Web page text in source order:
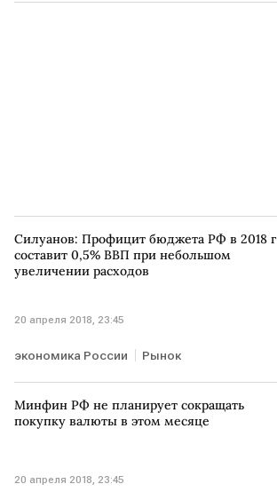
Силуанов: Профицит бюджета РФ в 2018 г
составит 0,5% ВВП при небольшом
увеличении расходов
20 апреля 2018, 23:45
экономика России Рынок
Минфин РФ не планирует сокращать
покупку валюты в этом месяце
20 апреля 2018, 23:45